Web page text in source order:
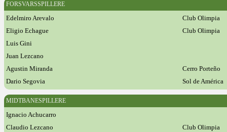
FORSVARSSPILLERE
Edelmiro Arevalo
Club Olimpia
Eligio Echague
Club Olimpia
Luis Gini
Juan Lezcano
Agustin Miranda
Cerro Porteño
Dario Segovia
Sol de América
MIDTBANESPILLERE
Ignacio Achucarro
Claudio Lezcano
Club Olimpia